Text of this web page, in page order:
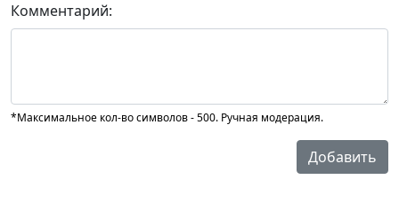
Комментарий:
*Максимальное кол-во символов - 500. Ручная модерация.
Добавить